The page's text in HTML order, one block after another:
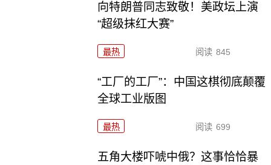
向特朗普同志致敬！美政坛上演
“超级抹红大赛”
最热 阅读 845
“工厂的工厂”：中国这棋彻底颠覆
全球工业版图
最热 阅读 699
五角大楼吓唬中俄？这事恰恰暴